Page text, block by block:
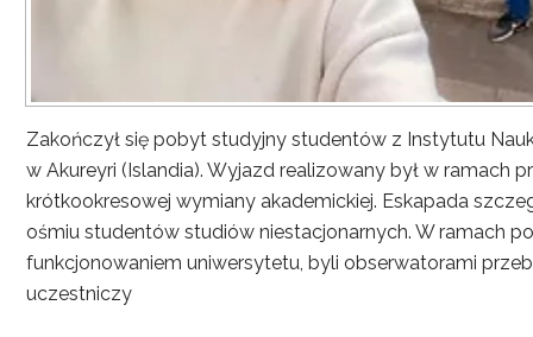
Zakończył się pobyt studyjny studentów z Instytutu
w Akureyri (Islandia). Wyjazd realizowany był w ramach
krótkookresowej wymiany akademickiej. Eskapada
ośmiu studentów studiów niestacjonarnych. W ramach
funkcjonowaniem uniwersytetu, byli obserwatorami
uczestniczy